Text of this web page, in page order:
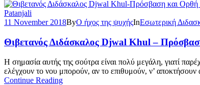
11 November 2018ByΟ ήχος της ψυχήςInΕσωτερική
Θιβετανός Διδάσκαλος Djwal Khul –
Η σημασία αυτής της σούτρα είναι πολύ μεγάλη, γιατί
ελέγχουν το νου μπορούν, αν το επιθυμούν, ν’
Continue Reading